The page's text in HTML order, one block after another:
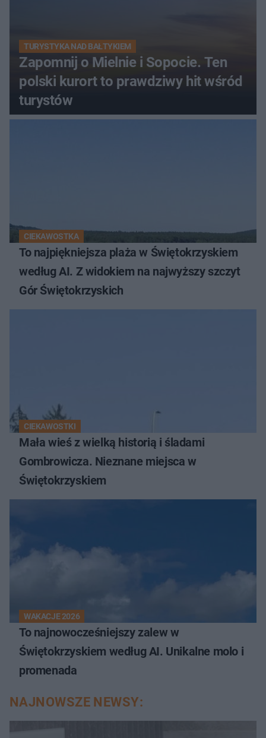
TURYSTYKA NAD BAŁTYKIEM
Zapomnij o Mielnie i Sopocie. Ten
polski kurort to prawdziwy hit wśród
turystów
CIEKAWOSTKA
To najpiękniejsza plaża w Świętokrzyskiem
według AI. Z widokiem na najwyższy szczyt
Gór Świętokrzyskich
CIEKAWOSTKI
Mała wieś z wielką historią i śladami
Gombrowicza. Nieznane miejsca w
Świętokrzyskiem
WAKACJE 2026
To najnowocześniejszy zalew w
Świętokrzyskiem według AI. Unikalne molo i
promenada
NAJNOWSZE NEWSY: